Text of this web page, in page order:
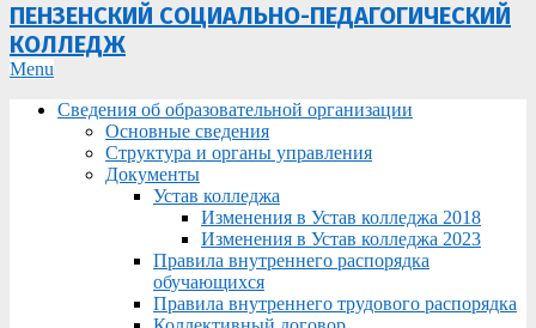
ПЕНЗЕНСКИЙ СОЦИАЛЬНО-ПЕДАГОГИЧЕСКИЙ
КОЛЛЕДЖ
Primary
Menu
Menu
Сведения об образовательной организации
Основные сведения
Структура и органы управления
Документы
Устав колледжа
Изменения в Устав колледжа 2018
Изменения в Устав колледжа 2023
Правила внутреннего распорядка
обучающихся
Правила внутреннего трудового распорядка